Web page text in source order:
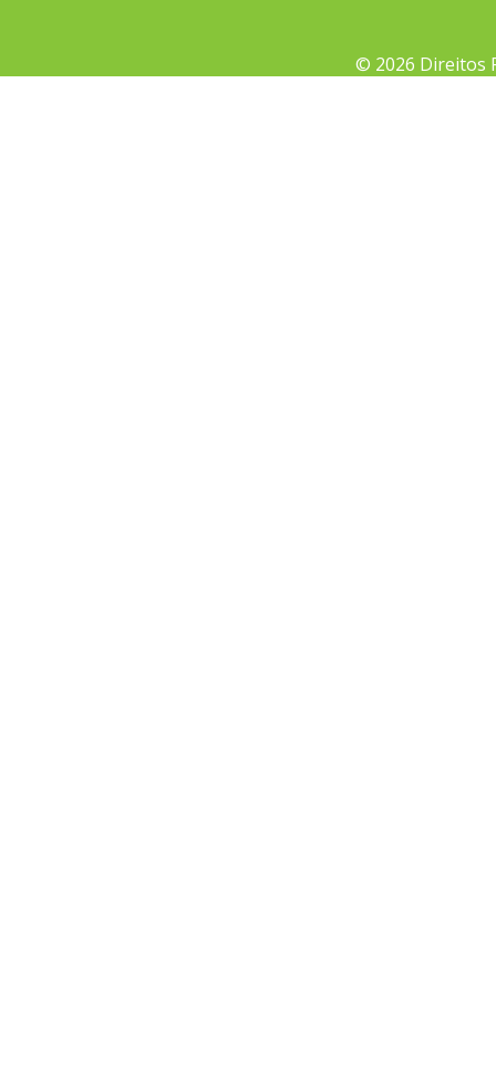
© 2026 Direitos